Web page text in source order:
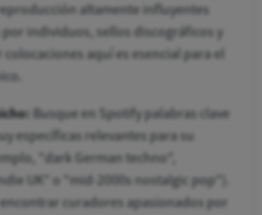
altamente influyentes
individuos, sellos discográficos y
aquí es esencial para el
Busque en Spotify palabras clave
específicas relevantes para su
"dark German techno",
UK" o "mid-2000s nostalgic pop").
encontrar curadores apasionados por